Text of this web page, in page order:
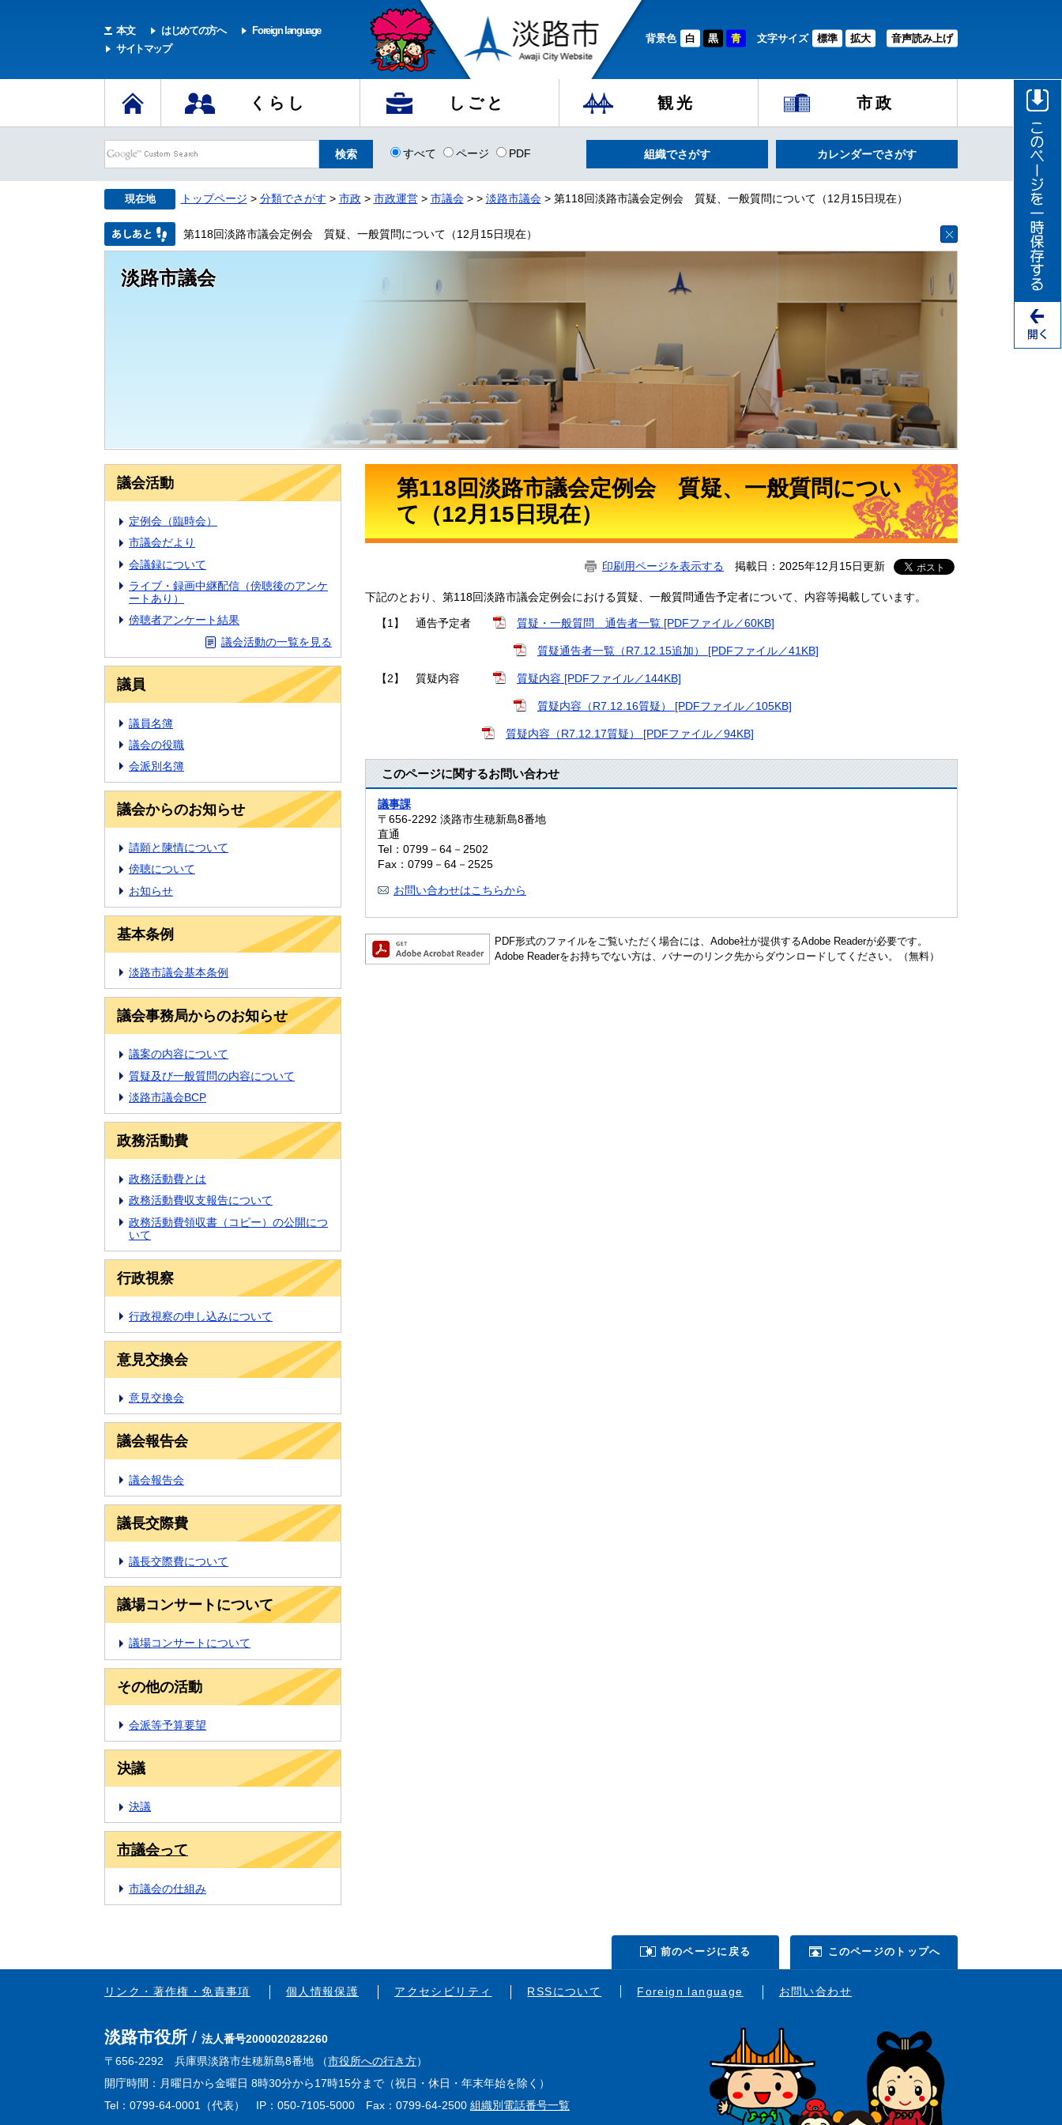
本文 はじめての方へ
Foreign language
サイトマップ
背景色 白 黒 青 文字サイズ 標準 拡大 音声読み上げ
くらし しごと 観光 市政
すべて ページ PDF 組織でさがす カレンダーでさがす
現在地 トップページ > 分類でさがす > 市政 > 市政運営> 市議会> > 淡路市議会> 第118回淡路市議会定例会 質疑、一般質問について（12月15日現在）
第118回淡路市議会定例会 質疑、一般質問について（12月15日現在）
淡路市議会
議会活動
定例会（臨時会）
市議会だより
会議録について
ライブ・録画中継配信（傍聴後のアンケ
ートあり）
傍聴者アンケート結果
議会活動の一覧を見る
議員
議員名簿
議会の役職
会派別名簿
議会からのお知らせ
請願と陳情について
傍聴について
お知らせ
基本条例
淡路市議会基本条例
議会事務局からのお知らせ
議案の内容について
質疑及び一般質問の内容について
淡路市議会BCP
政務活動費
政務活動費とは
政務活動費収支報告について
政務活動費領収書（コピー）の公開につ
いて
行政視察
行政視察の申し込みについて
意見交換会
意見交換会
議会報告会
議会報告会
議長交際費
議長交際費について
議場コンサートについて
議場コンサートについて
その他の活動
会派等予算要望
決議
決議
市議会って
市議会の仕組み
第118回淡路市議会定例会 質疑、一般質問につい
て（12月15日現在）
印刷用ページを表示する 掲載日：2025年12月15日更新
下記のとおり、第118回淡路市議会定例会における質疑、一般質問通告予定者について、内容等掲載しています。
【1】 通告予定者 質疑・一般質問 通告者一覧 [PDFファイル／60KB]
質疑通告者一覧（R7.12.15追加） [PDFファイル／41KB]
【2】 質疑内容 質疑内容 [PDFファイル／144KB]
質疑内容（R7.12.16質疑） [PDFファイル／105KB]
質疑内容（R7.12.17質疑） [PDFファイル／94KB]
このページに関するお問い合わせ
議事課
〒656-2292 淡路市生穂新島8番地
直通
Tel：0799－64－2502
Fax：0799－64－2525
お問い合わせはこちらから
PDF形式のファイルをご覧いただく場合には、Adobe社が提供するAdobe Readerが必要です。
Adobe Readerをお持ちでない方は、バナーのリンク先からダウンロードしてください。（無料）
前のページに戻る このページのトップへ
リンク・著作権・免責事項 個人情報保護 アクセシビリティ RSSについて Foreign language お問い合わせ
淡路市役所
法人番号2000020282260
〒656-2292 兵庫県淡路市生穂新島8番地 （市役所への行き方）
開庁時間：月曜日から金曜日 8時30分から17時15分まで（祝日・休日・年末年始を除く）
Tel：0799-64-0001（代表） IP：050-7105-5000 Fax：0799-64-2500 組織別電話番号一覧